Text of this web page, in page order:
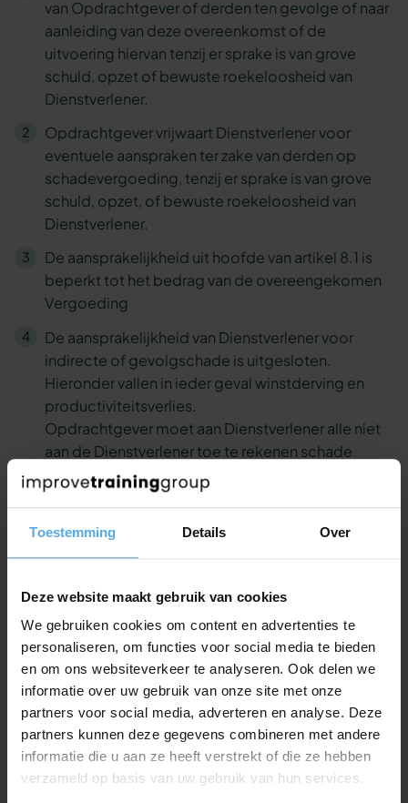
Toestemming Details Over
Deze website maakt gebruik van cookies
We gebruiken cookies om content en advertenties te
personaliseren, om functies voor social media te bieden
en om ons websiteverkeer te analyseren. Ook delen we
informatie over uw gebruik van onze site met onze
partners voor social media, adverteren en analyse. Deze
partners kunnen deze gegevens combineren met andere
informatie die u aan ze heeft verstrekt of die ze hebben
verzameld op basis van uw gebruik van hun services.
van Opdrachtgever of derden ten gevolge of naar
aanleiding van deze overeenkomst of de
uitvoering hiervan tenzij er sprake is van grove
schuld, opzet of bewuste roekeloosheid van
Dienstverlener.
Opdrachtgever vrijwaart Dienstverlener voor
eventuele aanspraken ter zake van derden op
schadevergoeding, tenzij er sprake is van grove
schuld, opzet, of bewuste roekeloosheid van
Dienstverlener.
De aansprakelijkheid uit hoofde van artikel 8.1 is
beperkt tot het bedrag van de overeengekomen
Vergoeding
De aansprakelijkheid van Dienstverlener voor
indirecte of gevolgschade is uitgesloten.
Hieronder vallen in ieder geval winstderving en
productiviteitsverlies.
Opdrachtgever moet aan Dienstverlener alle niet
aan de Dienstverlener toe te rekenen schade
vergoeden die deze lijdt in verband met de
uitvoering van de opdracht, tenzij er sprake is van
van Dienstverlener zelf.
Artikel 9) Einde van de
Dienstverleningsovereenkomst
De Dienstverleningsovereenkomst kan door
Opdrachtgever worden opgezegd voorafgaand
aan de uitvoering. De opzegging dient schriftelijk
plaats te vinden door middel van een e-mail of
een brief. Bij opzegging is Opdrachtgever de
volgende percentages van het factuurbedrag
verschuldigd: